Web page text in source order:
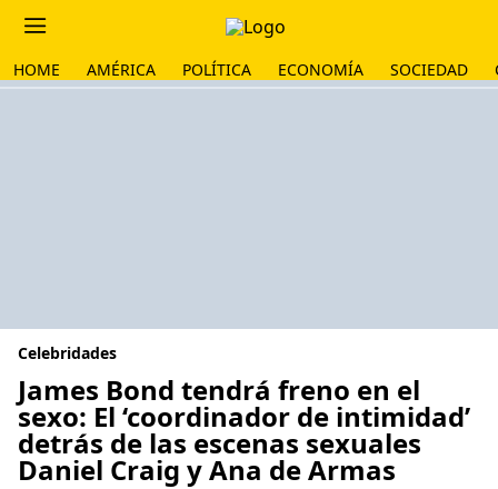
HOME AMÉRICA POLÍTICA ECONOMÍA SOCIEDAD
Celebridades
James Bond tendrá freno en el
sexo: El ‘coordinador de intimidad’
detrás de las escenas sexuales
Daniel Craig y Ana de Armas